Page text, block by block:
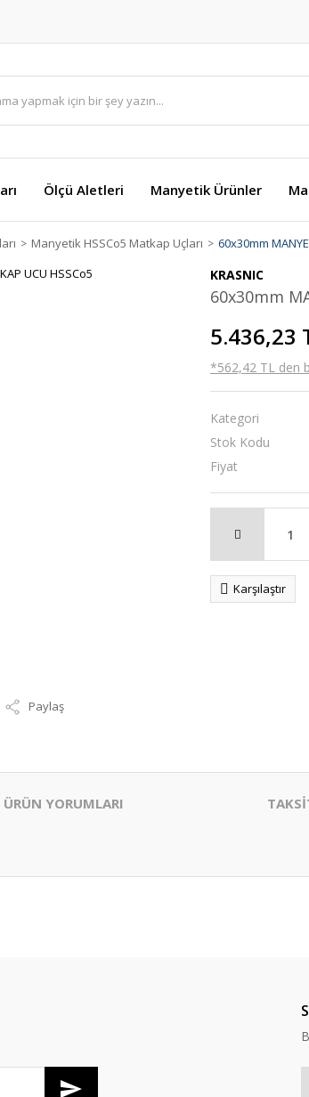
Ölçü Aletleri Manyetik Ürünler
Manyetik HSSCo5 Matkap Uçları 60x30mm
Paylaş
KRASNIC
60x30mm
5.436,23
*562,42 TL den
Kategori
Stok Kodu
Fiyat
Karşılaştır
ÜRÜN YORUMLARI